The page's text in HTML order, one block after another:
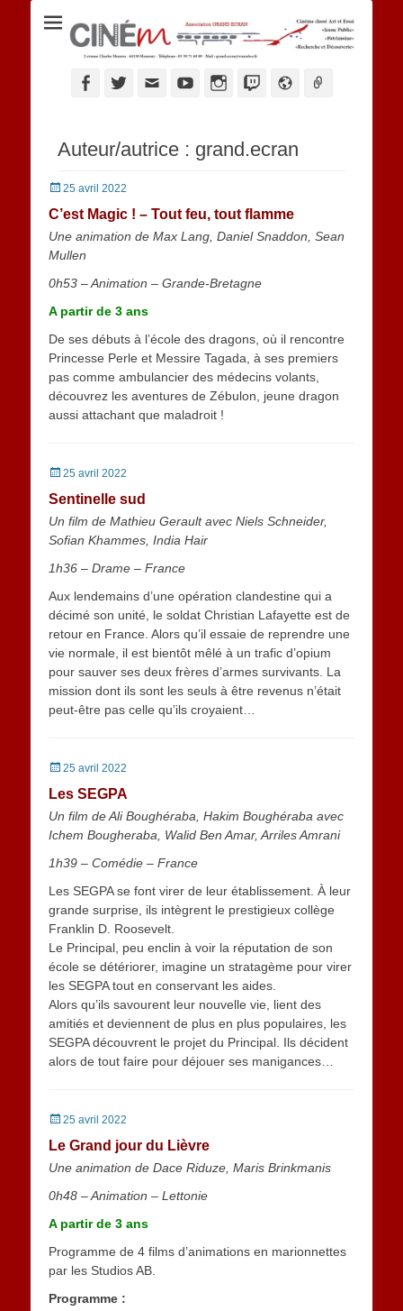
Ciné M
Facebook
TwitterAdresseYouTubeInstagram
TwitchWebsite
Auteur/autrice : grand.ecran
Posted
25 avril 2022
C’est Magic ! – Tout feu, tout flamme
Une animation de Max Lang, Daniel Snaddon, Sean
Mullen
0h53 – Animation – Grande-Bretagne
A partir de 3 ans
De ses débuts à l’école des dragons, où il rencontre
Princesse Perle et Messire Tagada, à ses premiers
pas comme ambulancier des médecins volants,
découvrez les aventures de Zébulon, jeune dragon
aussi attachant que maladroit !
Posted
25 avril 2022
Sentinelle sud
Un film de Mathieu Gerault avec Niels Schneider,
Sofian Khammes, India Hair
1h36 – Drame – France
Aux lendemains d’une opération clandestine qui a
décimé son unité, le soldat Christian Lafayette est de
retour en France. Alors qu’il essaie de reprendre une
vie normale, il est bientôt mêlé à un trafic d’opium
pour sauver ses deux frères d’armes survivants. La
mission dont ils sont les seuls à être revenus n’était
peut-être pas celle qu’ils croyaient…
Posted
25 avril 2022
Les SEGPA
Un film de Ali Boughéraba, Hakim Boughéraba avec
Ichem Bougheraba, Walid Ben Amar, Arriles Amrani
1h39 – Comédie – France
Les SEGPA se font virer de leur établissement. À leur
grande surprise, ils intègrent le prestigieux collège
Franklin D. Roosevelt.
Le Principal, peu enclin à voir la réputation de son
école se détériorer, imagine un stratagème pour virer
les SEGPA tout en conservant les aides.
Alors qu’ils savourent leur nouvelle vie, lient des
amitiés et deviennent de plus en plus populaires, les
SEGPA découvrent le projet du Principal. Ils décident
alors de tout faire pour déjouer ses manigances…
Posted
25 avril 2022
Le Grand jour du Lièvre
Une animation de Dace Riduze, Maris Brinkmanis
0h48 – Animation – Lettonie
A partir de 3 ans
Programme de 4 films d’animations en marionnettes
par les Studios AB.
Programme :